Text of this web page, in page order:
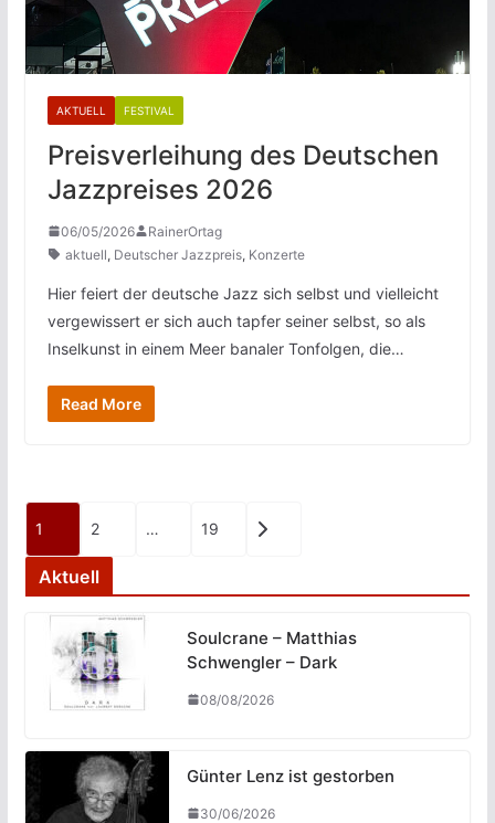
AKTUELL FESTIVAL
Preisverleihung des Deutschen
Jazzpreises 2026
06/05/2026
RainerOrtag
aktuell, Deutscher Jazzpreis, Konzerte
Hier feiert der deutsche Jazz sich selbst und vielleicht
vergewissert er sich auch tapfer seiner selbst, so als
Inselkunst in einem Meer banaler Tonfolgen, die…
Read More
Seitennummerierung
der
Beiträge
1 2 … 19
Aktuell
Soulcrane – Matthias
Schwengler – Dark
08/08/2026
Günter Lenz ist gestorben
30/06/2026